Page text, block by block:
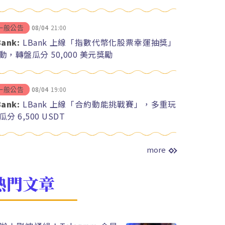
般公告 08/04 21:00
LBank 上線「指數代幣化股票幸運抽獎」
，轉盤瓜分 50,000 美元獎勵
般公告 08/04 19:00
LBank 上線「合約動能挑戰賽」，多重玩
分 6,500 USDT
more
門文章